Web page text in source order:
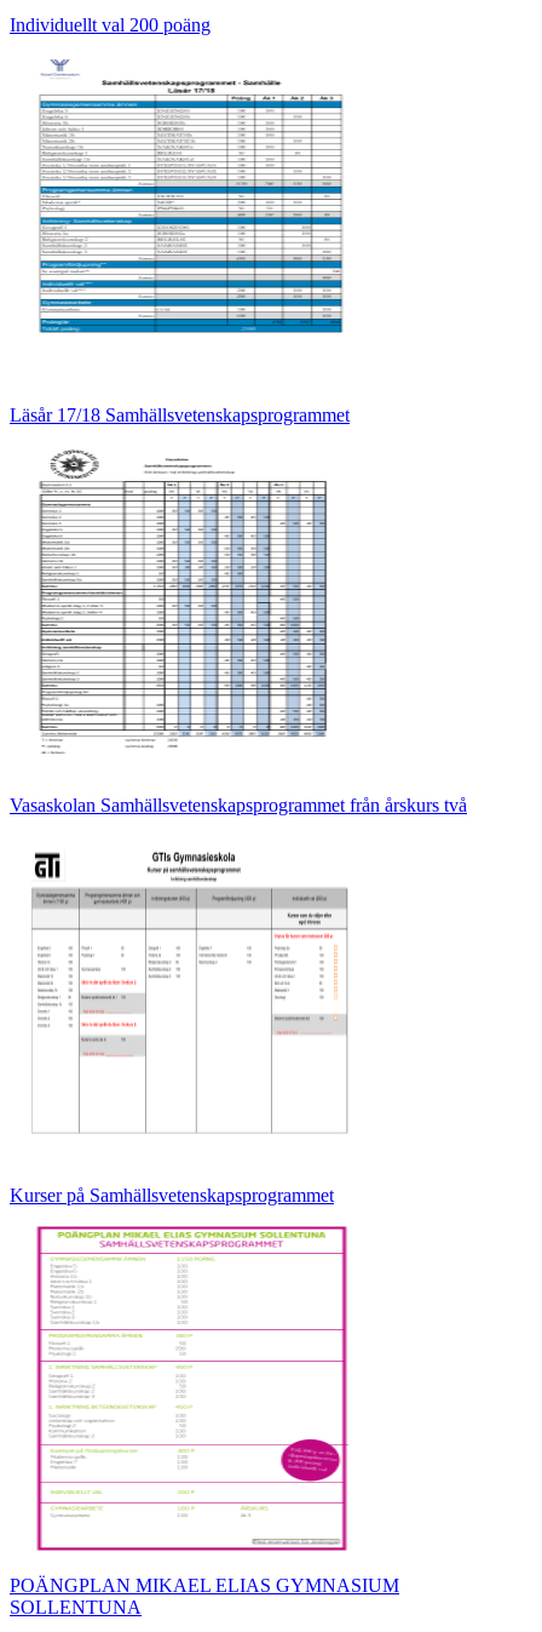
Individuellt val 200 poäng
Läsår 17/18 Samhällsvetenskapsprogrammet
Vasaskolan Samhällsvetenskapsprogrammet från årskurs två
Kurser på Samhällsvetenskapsprogrammet
POÄNGPLAN MIKAEL ELIAS GYMNASIUM
SOLLENTUNA